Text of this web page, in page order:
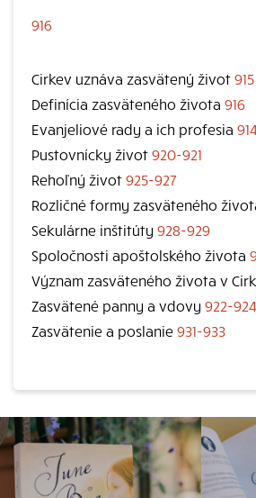
916
Cirkev uznáva zasvätený život 915
Definícia zasväteného života 916
Evanjeliové rady a ich profesia
Pustovnícky život 920-921
Rehoľný život 925-927
Rozličné formy zasväteného
Sekulárne inštitúty 928-929
Spoločnosti apoštolského života
Význam zasväteného života v
Zasvätené panny a vdovy 922-924
Zasvätenie a poslanie 931-933